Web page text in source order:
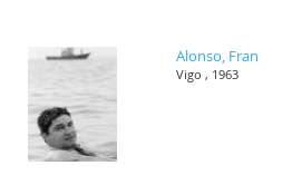
Alonso, Fran
Vigo , 1963